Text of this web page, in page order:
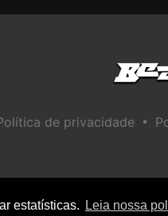
estatísticas. Leia nossa
de privacidade •